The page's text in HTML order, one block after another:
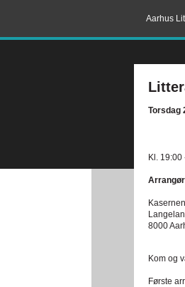
Aarhus
Torsdag
Kl. 19:00
8000
Kom og
Første